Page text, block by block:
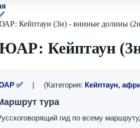
Кейптаун (3н) - винные долины
Кейптаун
✅ | (Категория: Кейптаун,
тура
гид по всему